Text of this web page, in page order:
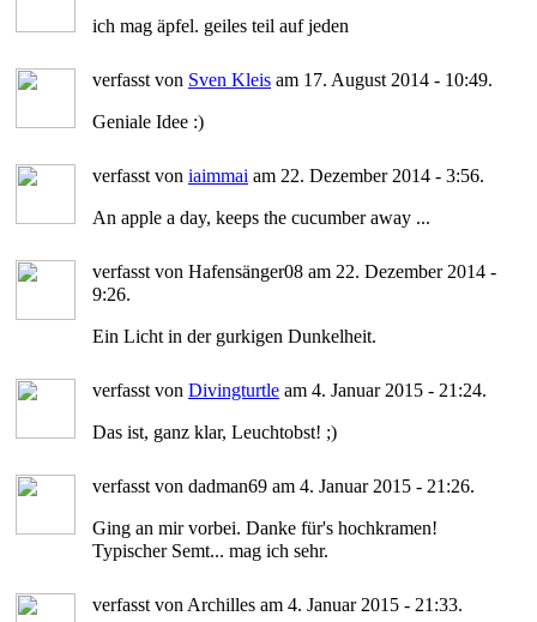
ich mag äpfel. geiles teil auf jeden
verfasst von Sven Kleis am 17. August 2014 - 10:49.
Geniale Idee :)
verfasst von iaimmai am 22. Dezember 2014 - 3:56.
An apple a day, keeps the cucumber away ...
verfasst von Hafensänger08 am 22. Dezember 2014 -
9:26.
Ein Licht in der gurkigen Dunkelheit.
verfasst von Divingturtle am 4. Januar 2015 - 21:24.
Das ist, ganz klar, Leuchtobst! ;)
verfasst von dadman69 am 4. Januar 2015 - 21:26.
Ging an mir vorbei. Danke für's hochkramen!
Typischer Semt... mag ich sehr.
verfasst von Archilles am 4. Januar 2015 - 21:33.